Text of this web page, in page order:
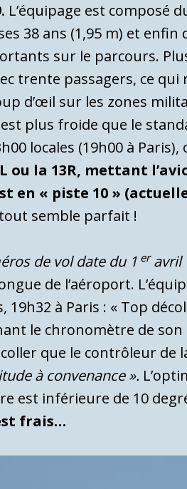
L’équipage est composé
38 ans (1,95 m) et enfin
sur le parcours.
trente passagers, ce
d’œil sur les zones
plus froide que le
locales (19h00 à
ou la 13R, mettant
en « piste 10 »
semble parfait !
de vol date du 1 eravril
de l’aéroport.
19h32 à Paris : « Top
le chronomètre de
que le contrôleur de
à convenance ».
est inférieure de 10
frais…